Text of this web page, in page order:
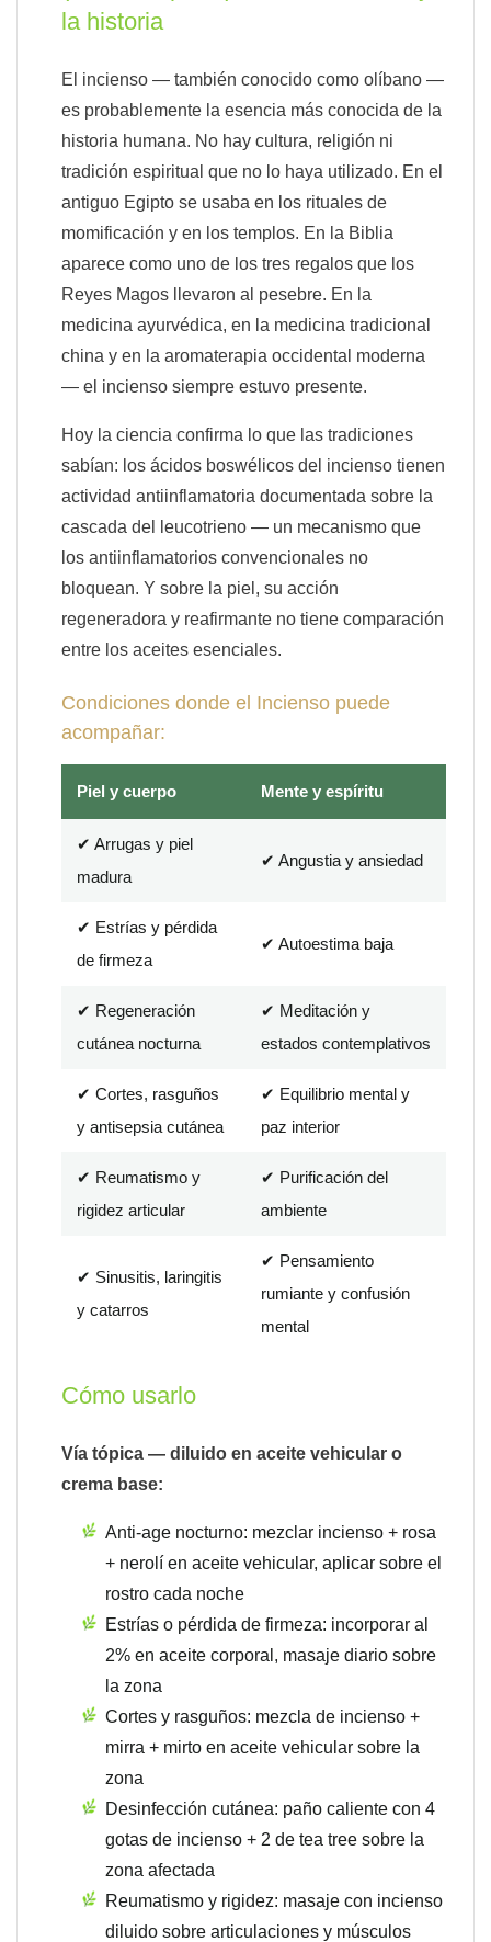
la historia
El incienso — también conocido como olíbano —
es probablemente la esencia más conocida de la
historia humana. No hay cultura, religión ni
tradición espiritual que no lo haya utilizado. En el
antiguo Egipto se usaba en los rituales de
momificación y en los templos. En la Biblia
aparece como uno de los tres regalos que los
Reyes Magos llevaron al pesebre. En la
medicina ayurvédica, en la medicina tradicional
china y en la aromaterapia occidental moderna
— el incienso siempre estuvo presente.
Hoy la ciencia confirma lo que las tradiciones
sabían: los ácidos boswélicos del incienso tienen
actividad antiinflamatoria documentada sobre la
cascada del leucotrieno — un mecanismo que
los antiinflamatorios convencionales no
bloquean. Y sobre la piel, su acción
regeneradora y reafirmante no tiene comparación
entre los aceites esenciales.
Condiciones donde el Incienso puede
acompañar:
Piel y cuerpo Mente y espíritu
✔ Arrugas y piel
madura
✔ Angustia y ansiedad
✔ Estrías y pérdida
de firmeza
✔ Autoestima baja
✔ Regeneración
cutánea nocturna
✔ Meditación y
estados contemplativos
✔ Cortes, rasguños
y antisepsia cutánea
✔ Equilibrio mental y
paz interior
✔ Reumatismo y
rigidez articular
✔ Purificación del
ambiente
✔ Sinusitis, laringitis
y catarros
✔ Pensamiento
rumiante y confusión
mental
Cómo usarlo
Vía tópica — diluido en aceite vehicular o
crema base:
Anti-age nocturno: mezclar incienso + rosa
+ nerolí en aceite vehicular, aplicar sobre el
rostro cada noche
Estrías o pérdida de firmeza: incorporar al
2% en aceite corporal, masaje diario sobre
la zona
Cortes y rasguños: mezcla de incienso +
mirra + mirto en aceite vehicular sobre la
zona
Desinfección cutánea: paño caliente con 4
gotas de incienso + 2 de tea tree sobre la
zona afectada
Reumatismo y rigidez: masaje con incienso
diluido sobre articulaciones y músculos